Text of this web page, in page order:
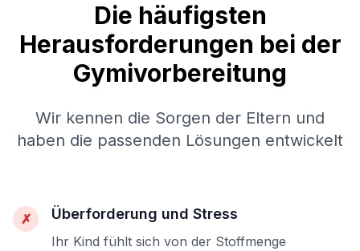
Die häufigsten
Herausforderungen bei der
Gymivorbereitung
Wir kennen die Sorgen der Eltern und
haben die passenden Lösungen entwickelt
✗ Überforderung und Stress
Ihr Kind fühlt sich von der Stoffmenge